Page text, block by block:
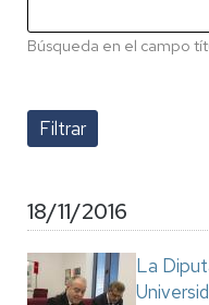
Búsqueda en el campo
18/11/2016
La